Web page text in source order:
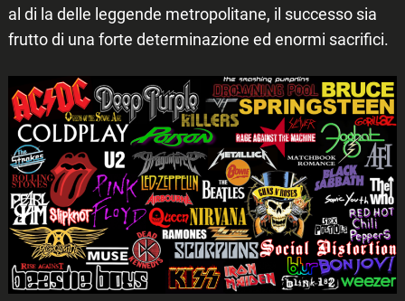
al di la delle leggende metropolitane, il successo sia
frutto di una forte determinazione ed enormi sacrifici.